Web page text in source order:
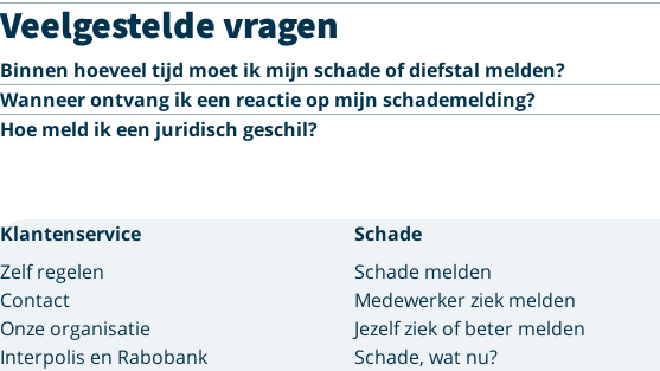
Veelgestelde vragen
Binnen hoeveel tijd moet ik mijn schade of diefstal melden?
Wanneer ontvang ik een reactie op mijn schademelding?
Hoe meld ik een juridisch geschil?
Klantenservice
Zelf regelen
Contact
Onze organisatie
Interpolis en Rabobank
Schade
Schade melden
Medewerker ziek melden
Jezelf ziek of beter melden
Schade, wat nu?